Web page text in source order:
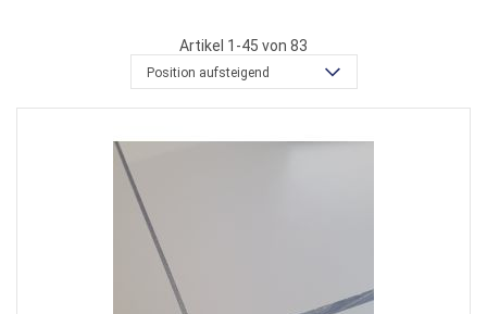
Artikel 1 -45 von 83
Position aufsteigend